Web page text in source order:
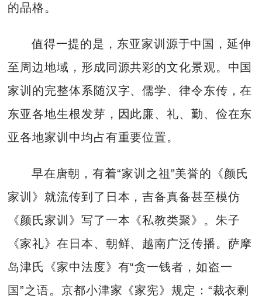
的品格。
值得一提的是，东亚家训源于中国，延伸
至周边地域，形成同源共彩的文化景观。中国
家训的完整体系随汉字、儒学、律令东传，在
东亚各地生根发芽，因此廉、礼、勤、俭在东
亚各地家训中均占有重要位置。
早在唐朝，有着“家训之祖”美誉的《颜氏
家训》就流传到了日本，吉备真备甚至模仿
《颜氏家训》写了一本《私教类聚》。朱子
《家礼》在日本、朝鲜、越南广泛传播。萨摩
岛津氏《家中法度》有“贪一钱者，如盗一
国”之语。京都小津家《家宪》规定：“裁衣剩